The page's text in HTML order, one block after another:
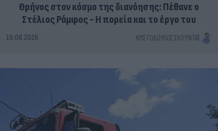
Θρήνος στον κόσμο της διανόησης: Πέθανε ο
Στέλιος Ράμφος - Η πορεία και το έργο του
10.08.2026 ΧΡΙΣΤΌΔΟΥΛΟΣ ΣΚΟΎΝΤΑΣ